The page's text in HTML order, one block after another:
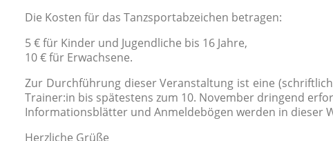
Die Kosten für das Tanzsportabzeichen betragen:
5 € für Kinder und Jugendliche bis 16 Jahre,
10 € für Erwachsene.
Zur Durchführung dieser Veranstaltung ist eine
Trainer:in bis spätestens zum 10. November dringend
Informationsblätter und Anmeldebögen werden in dieser
Herzliche Grüße